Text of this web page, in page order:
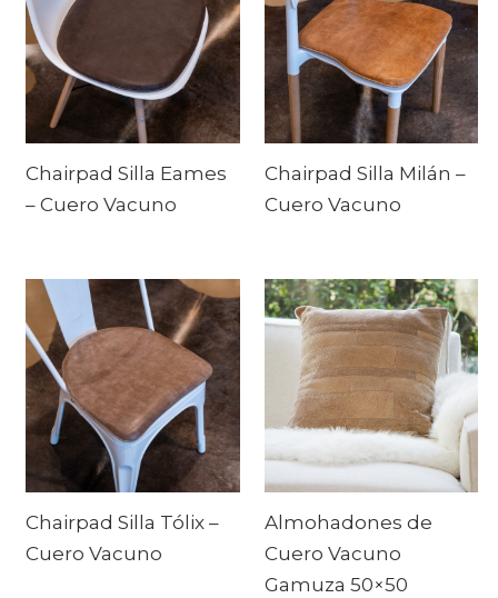
Chairpad Silla Eames
– Cuero Vacuno
Chairpad Silla Milán –
Cuero Vacuno
Chairpad Silla Tólix –
Cuero Vacuno
Almohadones de
Cuero Vacuno
Gamuza 50×50